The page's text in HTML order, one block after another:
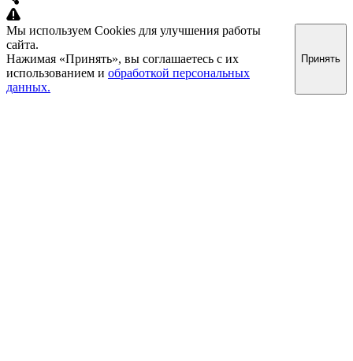
Мы используем Cookies для улучшения работы
сайта.
Нажимая «Принять», вы соглашаетесь с их
использованием и обработкой персональных
данных.
Принять